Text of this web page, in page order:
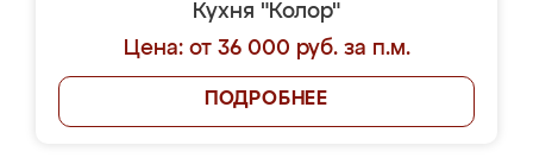
Кухня "Колор"
Цена: от 36 000 руб. за п.м.
ПОДРОБНЕЕ